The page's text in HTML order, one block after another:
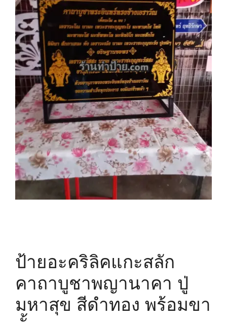
ป้ายอะคริลิคแกะสลัก
คาถาบูชาพญานาคา ปู่
มหาสุข สีดำทอง พร้อมขา